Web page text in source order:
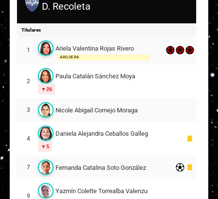
D. Recoleta
Titulares
1 Ariela Valentina Rojas Rivero
ARQUERA
2
Paula Catalán Sánchez Moya
26
3 Nicole Abigail Cornejo Moraga
4
Daniela Alejandra Ceballos Gallegos
5
7 Fernanda Catalina Soto González
9
Yazmín Colette Torrealba Valenzuela